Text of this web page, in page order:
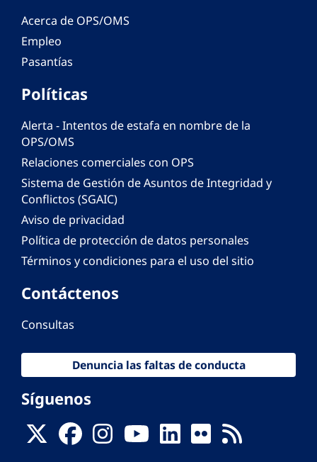
Acerca de OPS/OMS
Empleo
Pasantías
Políticas
Alerta - Intentos de estafa en nombre de la
OPS/OMS
Relaciones comerciales con OPS
Sistema de Gestión de Asuntos de Integridad y
Conflictos (SGAIC)
Aviso de privacidad
Política de protección de datos personales
Términos y condiciones para el uso del sitio
Contáctenos
Consultas
Denuncia las faltas de conducta
Síguenos